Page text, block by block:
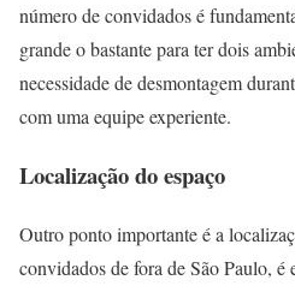
número de convidados é
grande o bastante para ter dois
necessidade de desmontagem
com uma equipe experiente.
Localização do espaço
Outro ponto importante é a
convidados de fora de São Paulo, é